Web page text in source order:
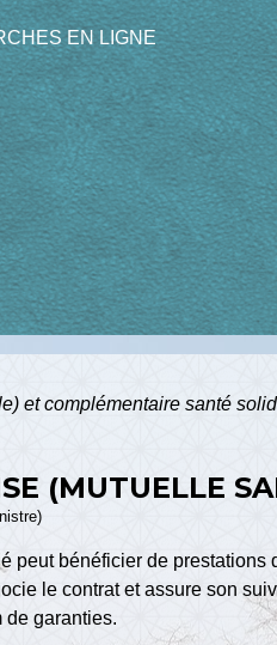
EN LIGNE
et complémentaire santé
(MUTUELLE
bénéficier de prestations
le contrat et assure son
de garanties.